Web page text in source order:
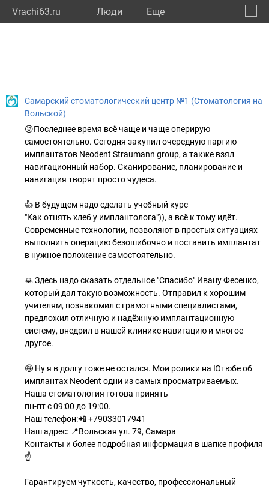
Vrachi63.ru Люди Eще
Самарский стоматологический центр №1 (Стоматология на
Вольской)
😜Последнее время всë чаще и чаще оперирую
самостоятельно. Сегодня закупил очередную партию
имплантатов Neodent Straumann group, а также взял
навигационный набор. Сканирование, планирование и
навигация творят просто чудеса.
👍 В будущем надо сделать учебный курс
"Как отнять хлеб у имплантолога")), а всë к тому идëт.
Современные технологии, позволяют в простых ситуациях
выполнить операцию безошибочно и поставить имплантат
в нужное положение самостоятельно.
🙏 Здесь надо сказать отдельное "Спасибо" Ивану Фесенко,
который дал такую возможность. Отправил к хорошим
учителям, познакомил с грамотными специалистами,
предложил отличную и надëжную имплантационную
систему, внедрил в нашей клинике навигацию и многое
другое.
🤪 Ну я в долгу тоже не остался. Мои ролики на Ютюбе об
имплантах Neodent одни из самых просматриваемых.
Наша стоматология готова принять
пн-пт с 09:00 до 19:00.
Наш телефон:📲 +79033017941
Наш адрес: 📍Вольская ул. 79, Самара
Контакты и более подробная информация в шапке профиля
☝️
Гарантируем чуткость, качество, профессиональный